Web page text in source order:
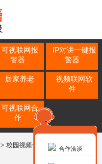
可视联网报
警器
IP对讲一键报
警器
居家养老
视频联网软
件
可视联网合
作
> 校园视频一键报警器 > 桌面一键
合作洽谈